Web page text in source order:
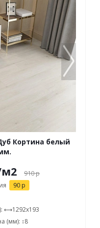
Кортина белый
910р
90 р
⟷1292x193
(мм): ↕8